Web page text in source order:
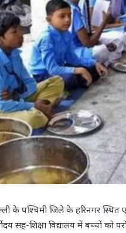
दिल्ली के पश्चिमी जिले के हरिनगर
सह-शिक्षा विद्यालय में बच्चों